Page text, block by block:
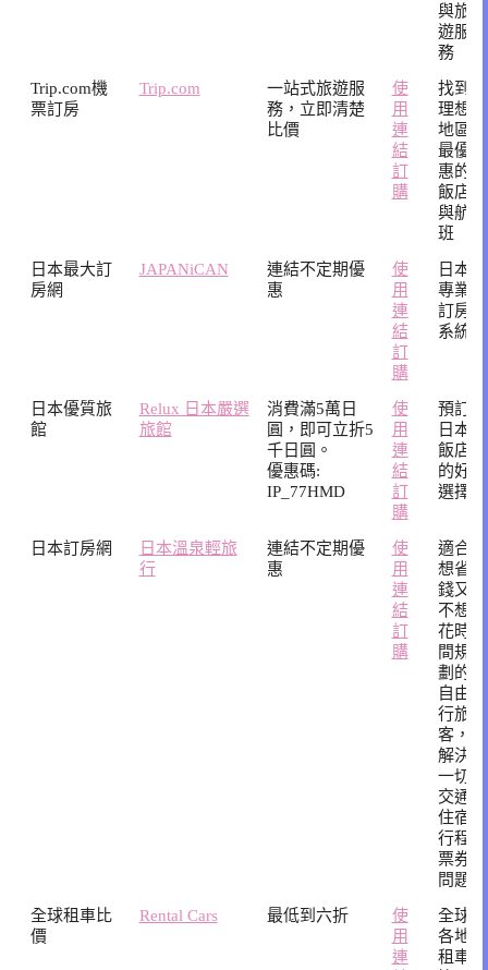
與旅
遊服
務
Trip.com機
票訂房
Trip.com
一站式旅遊服
務，立即清楚
比價
使
用
連
結
訂
購
找到
理想
地區
最優
惠的
飯店
與航
班
日本最大訂
房網
JAPANiCAN
連結不定期優
惠
使
用
連
結
訂
購
日本
專業
訂房
系統
日本優質旅
館
Relux 日本嚴選
旅館
消費滿5萬日
圓，即可立折5
千日圓。
優惠碼:
IP_77HMD
使
用
連
結
訂
購
預訂
日本
飯店
的好
選擇
日本訂房網
日本溫泉輕旅
行
連結不定期優
惠
使
用
連
結
訂
購
適合
想省
錢又
不想
花時
間規
劃的
自由
行旅
客，
解決
一切
交通
住宿
行程
票券
問題
全球租車比
價
Rental Cars 最低到六折
使
用
連
全球
各地
租車